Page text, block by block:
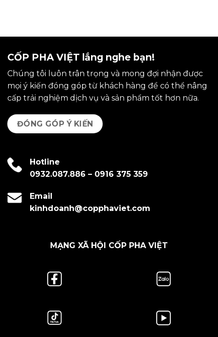
CỐP PHA VIỆT lắng nghe bạn!
Chúng tôi luôn trân trọng và mong đợi nhận được
mọi ý kiến đóng góp từ khách hàng để có thể nâng
cấp trải nghiệm dịch vụ và sản phẩm tốt hơn nữa.
ĐÓNG GÓP Ý KIẾN
Hotline
0932.087.886 – 0916 375 359
Email
kinhdoanh@copphaviet.com
MẠNG XÃ HỘI CỐP PHA VIỆT